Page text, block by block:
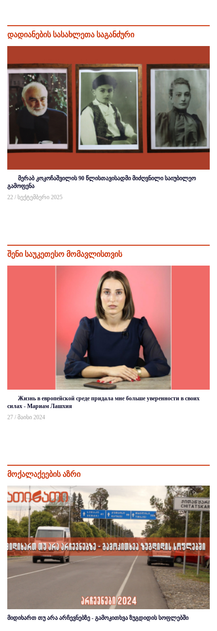
დადიანების სასახლეთა საგანძური
მერაბ კოკოჩაშვილის 90 წლისთავისადმი მიძღვნილი საიუბილეო
გამოფენა
22 / სექტემბერი 2025
შენი საუკეთესო მომავლისთვის
Жизнь в европейской среде придала мне больше уверенности в своих
силах - Мариам Лашхия
27 / მაისი 2024
მოქალაქეების აზრი
მიდიხართ თუ არა არჩევნებზე - გამოკითხვა ზუგდიდის სოფლებში